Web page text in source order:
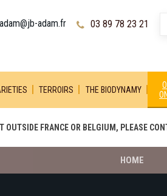
adam.fr 03 89 78 23 21
TERROIRS THE BIODYNAMY
OUTSIDE FRANCE OR BELGIUM, PLEASE
HOME